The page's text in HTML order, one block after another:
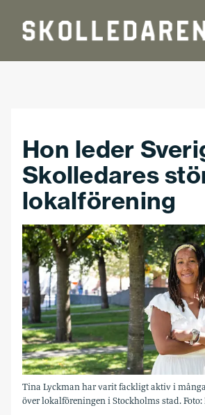
Hon leder
Skolledares
lokalförening
Tina Lyckman har varit fackligt aktiv i
över lokalföreningen i Stockholms stad.